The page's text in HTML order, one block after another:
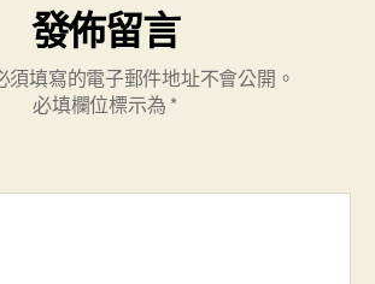
發佈留言
須填寫的電子郵件地址不會公開。
必填欄位標示為 *